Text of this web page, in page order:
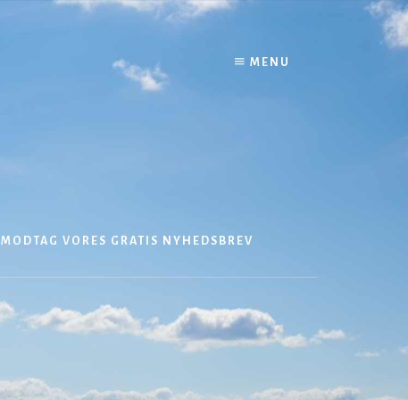
MENU
MODTAG VORES GRATIS NYHEDSBREV